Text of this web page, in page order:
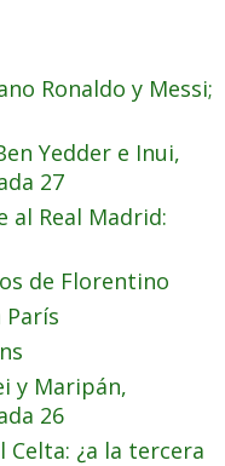
Ronaldo y Messi;
Yedder e Inui,
27
al Real Madrid:
de Florentino
París
y Maripán,
26
Celta: ¿a la tercera